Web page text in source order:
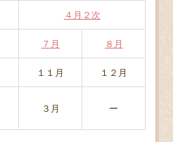
４月２次
７月 ８月
１１月 １２月
３月 ー